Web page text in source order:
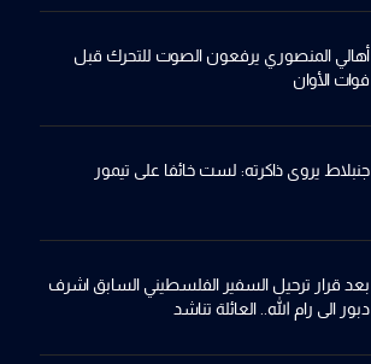
أهالي المنصوري يرفعون الصوت للتحرك قبل
فوات الأوان
جنبلاط يروي ذاكرته: لست خائفا على تيمور
بعد قرار ترحيل السفير الفلسطيني السابق اشرف
دبور الى رام الله.. العائلة تناشد